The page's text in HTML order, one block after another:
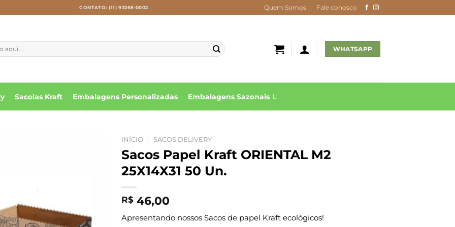
CONTATO: (11) 93268-0002 Quem Somos Fale conosco
WHATSAPP
Sacolas Kraft Embalagens Personalizadas Embalagens Sazonais
INÍCIO SACOS DELIVERY
Sacos Papel Kraft ORIENTAL M2
25X14X31 50 Un.
R$ 46,00
Apresentando nossos Sacos de papel Kraft ecológicos!